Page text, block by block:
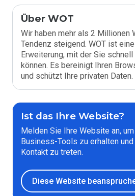
Über WOT
Wir haben mehr als 2 Millionen
Tendenz steigend. WOT ist
Erweiterung, mit der Sie
können. Es bereinigt Ihren
und schützt Ihre privaten Daten.
Ist das Ihre Website?
Melden Sie Ihre Website an,
Business-Tools zu erhalten
Kontakt zu treten.
Diese Website